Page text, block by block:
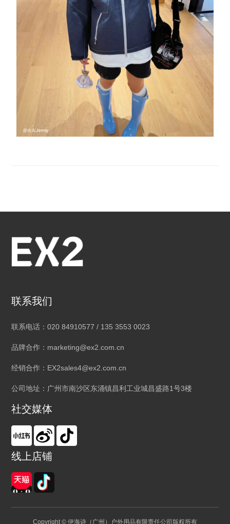
联系我们
联系电话：020 84910577 / 135 3553 0023
品牌合作：marketing@ex2.com.cn
经销合作：EX2sales4@ex2.com.cn
公司地址：广州市南沙区东涌镇昌利工业城昌盛路1号3楼
社交媒体
线上店铺
Copyright © 伊海诗（广州）户外用品有限责任公司版权所有